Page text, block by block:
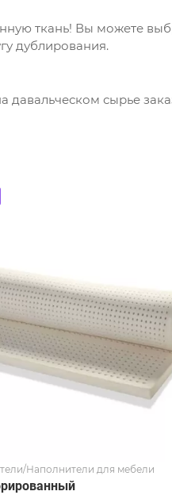
ткань! Вы можете
дублирования.
давальческом сырье
Наполнители для мебели